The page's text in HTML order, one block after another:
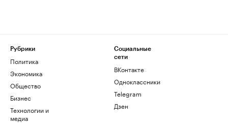
Рубрики
Политика
Экономика
Общество
Бизнес
Технологии и
медиа
Социальные
сети
ВКонтакте
Одноклассники
Telegram
Дзен